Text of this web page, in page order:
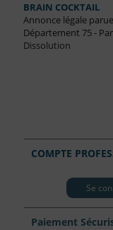
BRAIN COCKTAIL
Annonce légale
Département 75 -
Dissolution
COMPTE
Se
Paiement